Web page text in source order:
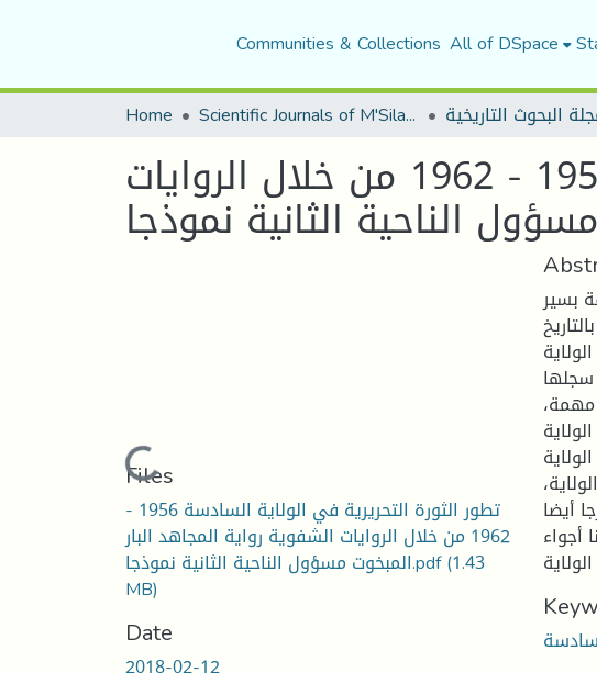
Communities & Collections All of DSpace
Home Scientific Journals of M'Sila University البحوث التاريخية
تطور الثورة التحريرية في الولاية السادسة 1956 - 1962 من خلال الروايات
الناحية الثانية نموذجا
Loading...
Files
تطور الثورة التحريرية في الولاية السادسة 1956 -
1962 من خلال الروايات الشفوية رواية المجاهد البار
المبخوت مسؤول الناحية الثانية نموذجا.pdf(1.43
MB)
Date
بسير
سجلها
أيضا